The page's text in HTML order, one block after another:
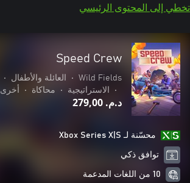
تخطي إلى المحتوى الرئيسي
Speed Crew
Wild Fields
• العائلة والأطفال •
•
الاستراتيجية • محاكاة • أخرى
د.م.‏ 279,00
محسّنة لـ Xbox Series X|S
توافق ذكي
10 من اللغات المدعمة